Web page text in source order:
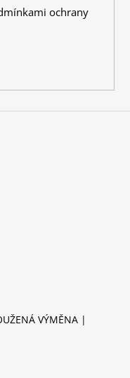
ochrany
VÝMĚNA |